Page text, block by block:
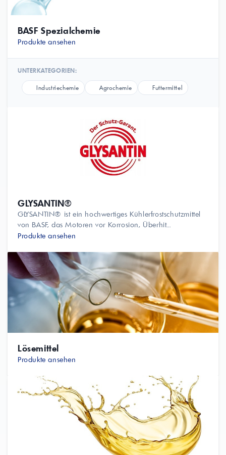
BASF Spezialchemie
Produkte ansehen
UNTERKATEGORIEN:
Industriechemie Agrochemie Futtermittel
GLYSANTIN®
GLYSANTIN® ist ein hochwertiges Kühlerfrostschutzmittel
von BASF, das Motoren vor Korrosion, Überhit...
Produkte ansehen
Lösemittel
Produkte ansehen